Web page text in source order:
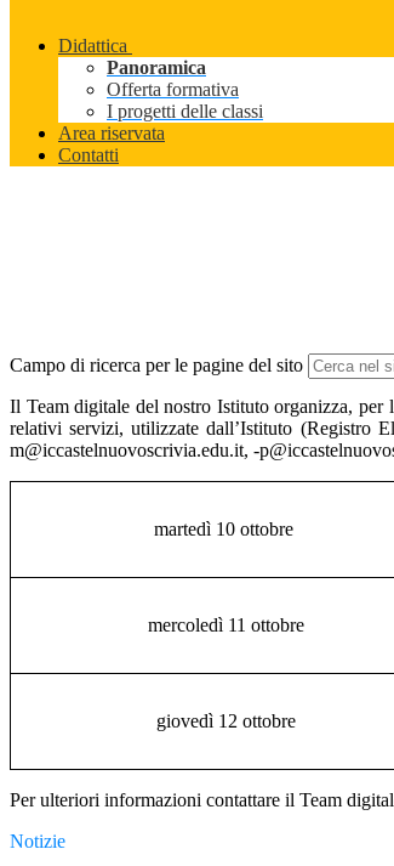
Didattica
Panoramica
Offerta formativa
I progetti delle classi
Area riservata
Contatti
Campo di ricerca per le pagine del sito
Il Team digitale del nostro Istituto organizza,
relativi servizi, utilizzate dall’Istituto (Registro
m@iccastelnuovoscrivia.edu.it, -
martedì 10 ottobre
mercoledì 11 ottobre
giovedì 12 ottobre
Per ulteriori informazioni contattare il Team
Notizie